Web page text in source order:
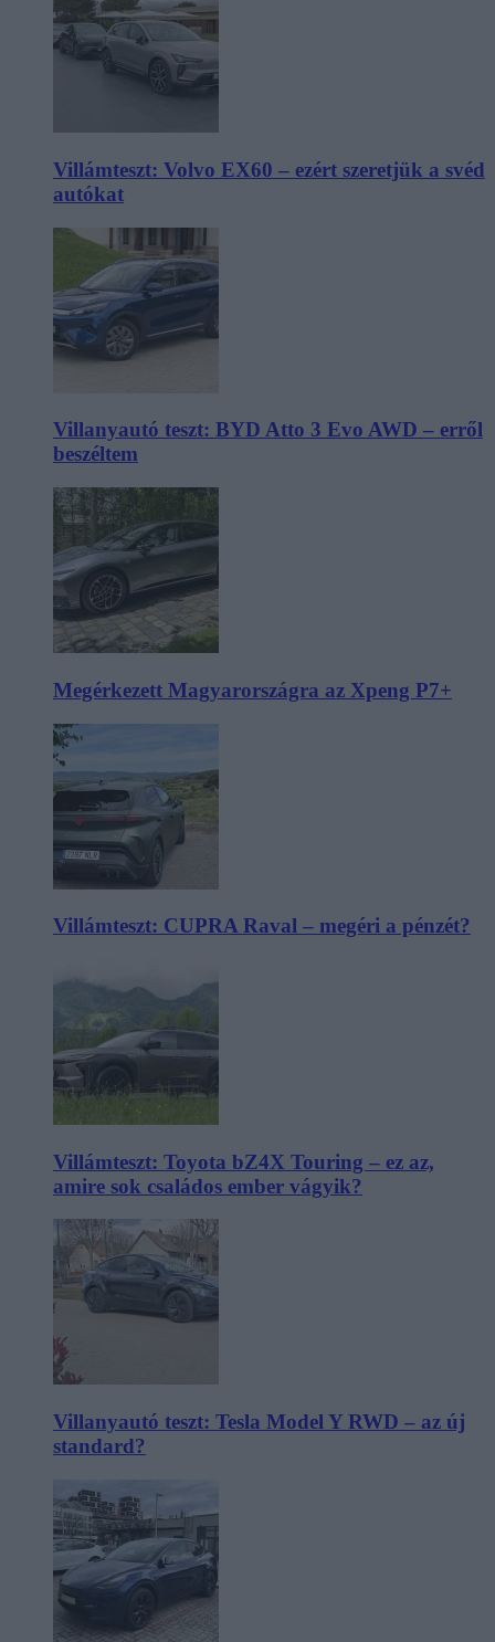
Villámteszt: Volvo EX60 – ezért szeretjük a svéd
autókat
Villanyautó teszt: BYD Atto 3 Evo AWD – erről
beszéltem
Megérkezett Magyarországra az Xpeng P7+
Villámteszt: CUPRA Raval – megéri a pénzét?
Villámteszt: Toyota bZ4X Touring – ez az,
amire sok családos ember vágyik?
Villanyautó teszt: Tesla Model Y RWD – az új
standard?